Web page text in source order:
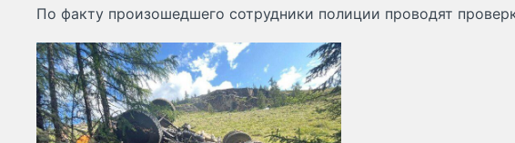
По факту произошедшего сотрудники полиции проводят